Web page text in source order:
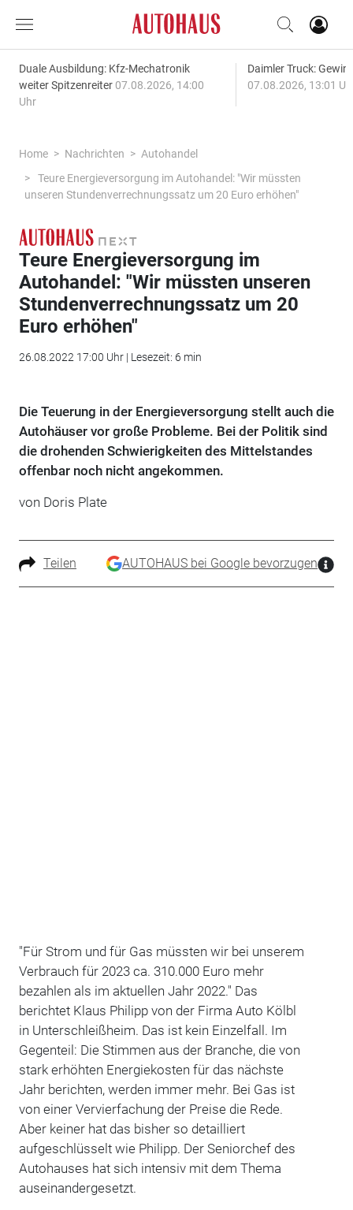
Duale Ausbildung: Kfz-Mechatronik
weiter Spitzenreiter 07.08.2026, 14:00
Uhr
Daimler Truck:
07.08.2026, 13:01
Home Nachrichten
Autohandel
Teure Energieversorgung im Autohandel: "Wir müssten
unseren Stundenverrechnungssatz um 20 Euro erhöhen"
Teure Energieversorgung im
Autohandel: "Wir müssten unseren
Stundenverrechnungssatz um 20
Euro erhöhen"
26.08.2022 17:00 Uhr | Lesezeit: 6 min
Die Teuerung in der Energieversorgung stellt auch die
Autohäuser vor große Probleme. Bei der Politik sind
die drohenden Schwierigkeiten des Mittelstandes
offenbar noch nicht angekommen.
von Doris Plate
Teilen AUTOHAUS bei Google bevorzugen
"Für Strom und für Gas müssten wir bei unserem
Verbrauch für 2023 ca. 310.000 Euro mehr
bezahlen als im aktuellen Jahr 2022." Das
berichtet Klaus Philipp von der Firma Auto Kölbl
in Unterschleißheim. Das ist kein Einzelfall. Im
Gegenteil: Die Stimmen aus der Branche, die von
stark erhöhten Energiekosten für das nächste
Jahr berichten, werden immer mehr. Bei Gas ist
von einer Vervierfachung der Preise die Rede.
Aber keiner hat das bisher so detailliert
aufgeschlüsselt wie Philipp. Der Seniorchef des
Autohauses hat sich intensiv mit dem Thema
auseinandergesetzt.